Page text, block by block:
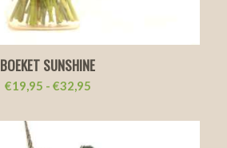
BOEKET SUNSHINE
€19,95 - €32,95Prijsklasse:
tot